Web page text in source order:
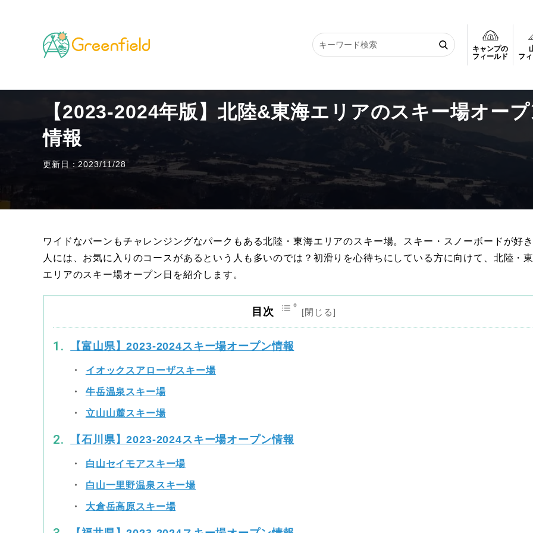
キャンプの
フィールド
フ
TOP 山のフィールド 【2023-2024年版】北陸&東海エリアのスキー場オープン情報
【2023-2024年版】北陸&東海エリアのスキー場オー
情報
更新日：2023/11/28
ワイドなバーンもチャレンジングなパークもある北陸・東海エリアのスキー場。スキー・スノーボードが好
人には、お気に入りのコースがあるという人も多いのでは？初滑りを心待ちにしている方に向けて、北陸・
エリアのスキー場オープン日を紹介します。
目次
【富山県】2023-2024スキー場オープン情報
イオックスアローザスキー場
牛岳温泉スキー場
立山山麓スキー場
【石川県】2023-2024スキー場オープン情報
白山セイモアスキー場
白山一里野温泉スキー場
大倉岳高原スキー場